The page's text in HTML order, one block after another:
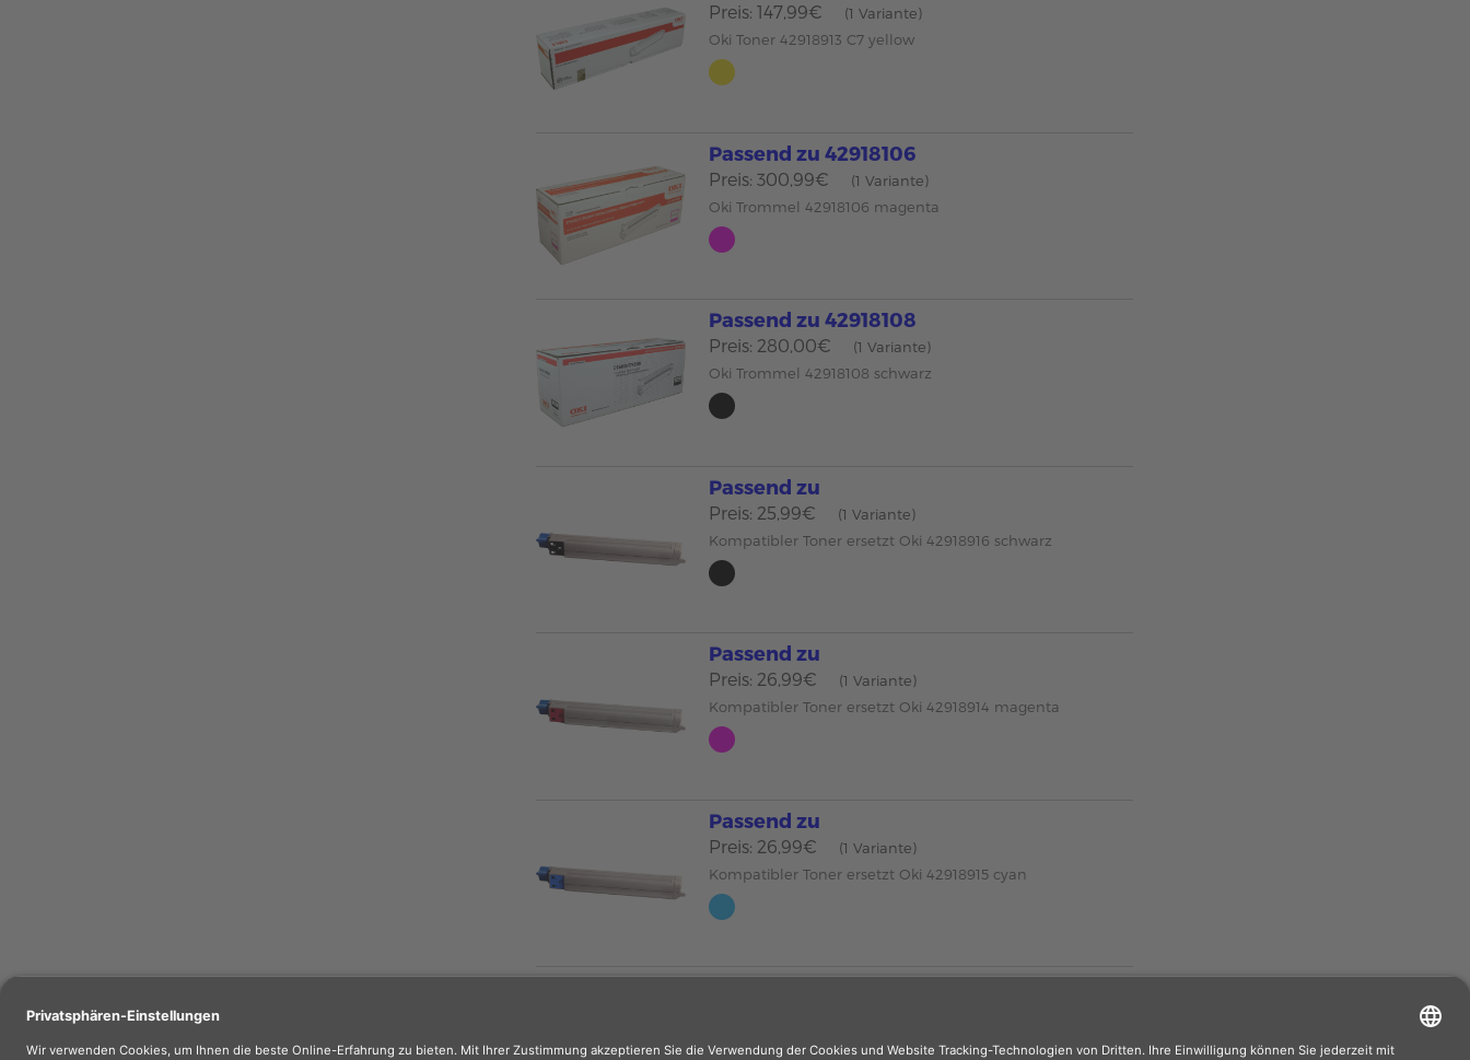
Preis: 147,99€
(1 Variante)
Oki Toner 42918913 C7 yellow
Passend zu 42918106
Preis: 300,99€
(1 Variante)
Oki Trommel 42918106 magenta
Passend zu 42918108
Preis: 280,00€
(1 Variante)
Oki Trommel 42918108 schwarz
Passend zu
Preis: 25,99€
(1 Variante)
Kompatibler Toner ersetzt Oki 42918916 schwarz
Passend zu
Preis: 26,99€
(1 Variante)
Kompatibler Toner ersetzt Oki 42918914 magenta
Passend zu
Preis: 26,99€
(1 Variante)
Kompatibler Toner ersetzt Oki 42918915 cyan